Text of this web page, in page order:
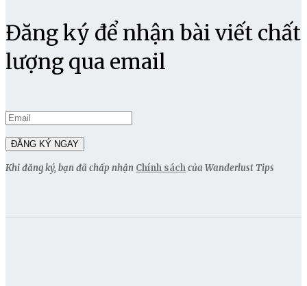
Đăng ký để nhận bài viết chất
lượng qua email
Khi đăng ký, bạn đã chấp nhận Chính sáchcủa Wanderlust Tips